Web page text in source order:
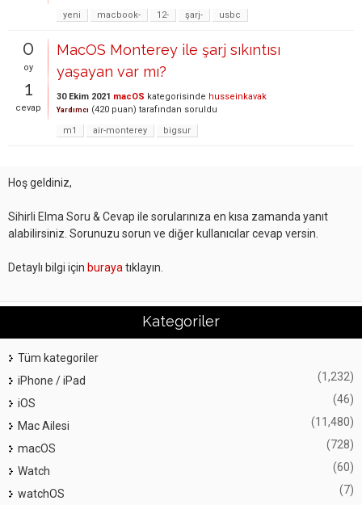
yeni
macbook- 12- şarj- usbc
0
oy
1
cevap
MacOS Monterey ile şarj sıkıntısı
yaşayan var mı?
30 Ekim 2021 macOS kategorisinde husseinkavak
Yardımcı (420 puan) tarafından soruldu
m1
air-monterey bigsur
Hoş geldiniz,
Sihirli Elma Soru & Cevap ile sorularınıza en kısa zamanda yanıt
alabilirsiniz. Sorunuzu sorun ve diğer kullanıcılar cevap versin.
Detaylı bilgi için buraya tıklayın.
Kategoriler
Tüm kategoriler
iPhone / iPad
(1,232)
iOS (46)
Mac Ailesi (11,480)
macOS (728)
Watch (60)
watchOS (7)